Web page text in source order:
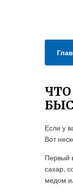
Если у
Вот
Первый
сахар,
медом